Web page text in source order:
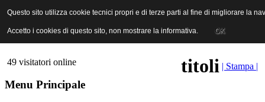
ANICA | Associazione Nazionale Industrie Cinematografiche
49 visitatori online
Menu Principale
titoli | Stampa |
Questo sito utilizza cookie tecnici propri e di terze parti al fine di migliorare la
Accetto i cookies di questo sito, non mostrare la informativa. OK
Questo sito utilizza cookie tecnici propri e di terze parti al fine di migliorare la
Accetto i cookies di questo sito, non mostrare la informativa. OK